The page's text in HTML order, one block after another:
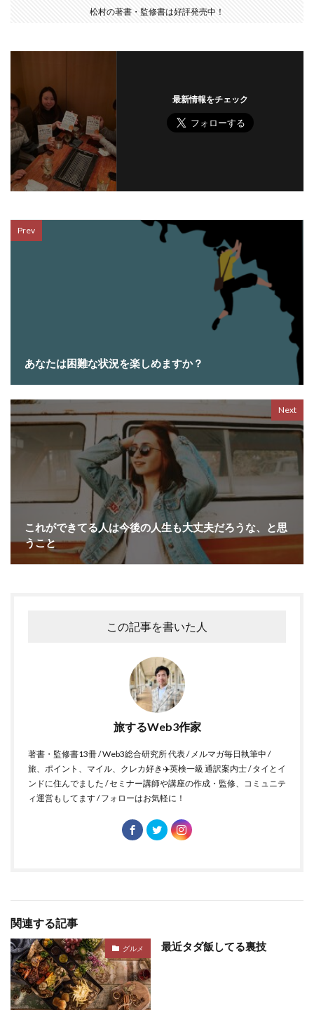
松村の著書・監修書は好評発売中！
最新情報をチェック
Prev
あなたは困難な状況を楽しめますか？
Next
これができてる人は今後の人生も大丈夫だろうな、と思
うこと
この記事を書いた人
旅するWeb3作家
著書・監修書13冊 / Web3総合研究所 代表 / メルマガ毎日執筆中 /
旅、ポイント、マイル、クレカ好き✈️英検一級 通訳案内士 / タイとイ
ンドに住んでました / セミナー講師や講座の作成・監修、コミュニテ
ィ運営もしてます / フォローはお気軽に！
関連する記事
グルメ 最近タダ飯してる裏技